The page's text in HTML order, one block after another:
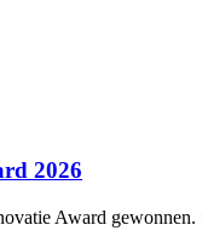
2026
Award